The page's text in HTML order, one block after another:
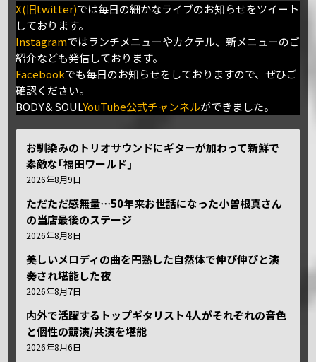
X(旧twitter)では毎日の細かなライブのお知らせをツイート
しております。
Instagramではランチメニューやカクテル、新メニューのご
紹介なども発信しております。
Facebookでも毎日のお知らせをしておりますので、ぜひご
確認ください。
BODY＆SOULYouTube公式チャンネルができました。
お馴染みのトリオサウンドにギターが加わって新鮮で
素敵な｢福田ワールド｣
2026年8月9日
ただただ感無量⋯50年来お世話になった小曽根真さん
の当店最後のステージ
2026年8月8日
美しいメロディの曲を円熟した自然体で伸び伸びと演
奏され堪能した夜
2026年8月7日
内外で活躍するトップギタリスト4人がそれぞれの音色
と個性の競演/共演を堪能
2026年8月6日